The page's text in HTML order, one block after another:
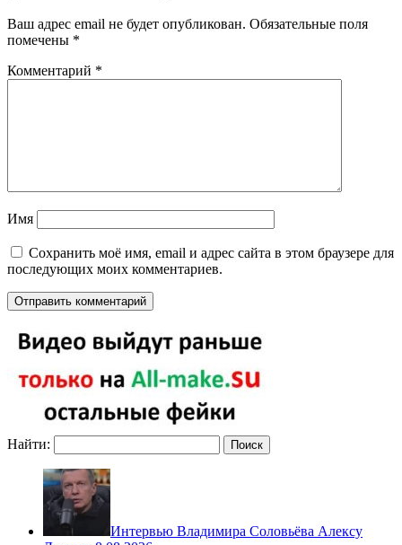
Ваш адрес email не будет опубликован. Обязательные поля
помечены *
Комментарий *
Имя
Сохранить моё имя, email и адрес сайта в этом браузере для
последующих моих комментариев.
Найти:
Интервью Владимира Соловьёва Алексу